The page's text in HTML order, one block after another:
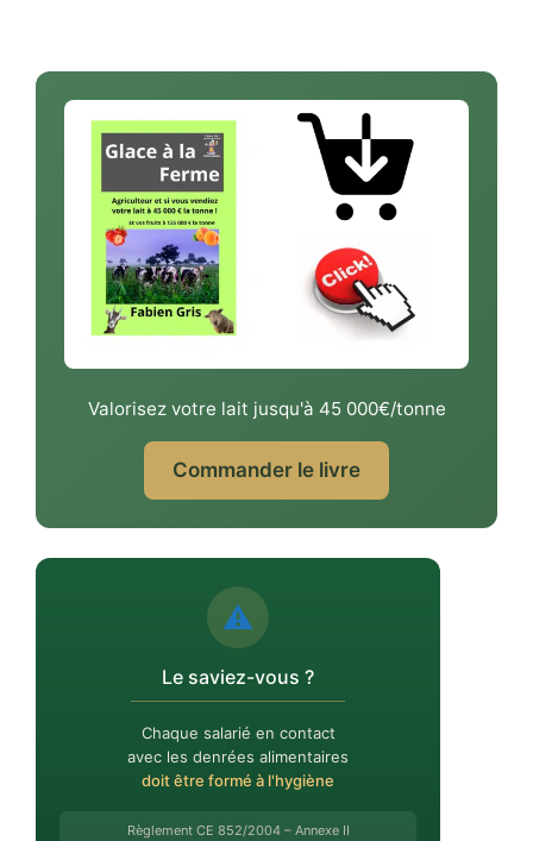
Valorisez votre lait jusqu'à 45 000€/tonne
Commander le livre
⚠️
Le saviez-vous ?
Chaque salarié en contact
avec les denrées alimentaires
doit être formé à l'hygiène
Règlement CE 852/2004 – Annexe II